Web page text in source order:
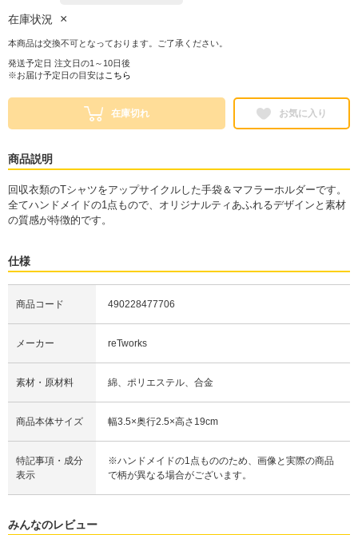
在庫状況 ×
本商品は交換不可となっております。ご了承ください。
発送予定日 注文日の1～10日後
※お届け予定日の目安は こちら
在庫切れ お気に入り
商品説明
回収衣類のTシャツをアップサイクルした手袋＆マフラーホルダーです。
全てハンドメイドの1点もので、オリジナルティあふれるデザインと素材
の質感が特徴的です。
仕様
商品コード 490228477706
メーカー reTworks
素材・原材料 綿、ポリエステル、合金
商品本体サイズ 幅3.5×奥行2.5×高さ19cm
特記事項・成分
表示
※ハンドメイドの1点もののため、画像と実際の商品
で柄が異なる場合がございます。
みんなのレビュー